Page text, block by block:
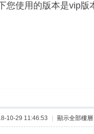
您使用的版本是vip版
10-29 11:46:53 顯示全部樓層